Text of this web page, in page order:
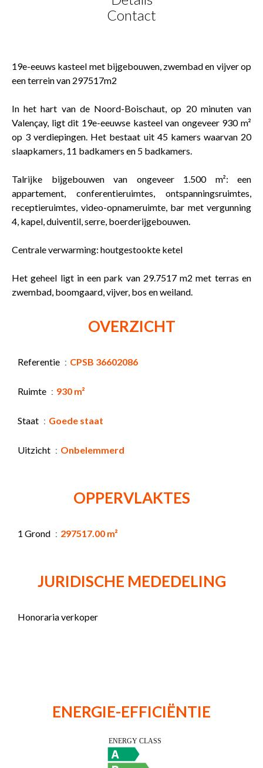
Contact
19e-eeuws kasteel met bijgebouwen, zwembad en vijver op
een terrein van 297517m2
In het hart van de Noord-Boischaut, op 20 minuten van
Valençay, ligt dit 19e-eeuwse kasteel van ongeveer 930 m²
op 3 verdiepingen. Het bestaat uit 45 kamers waarvan 20
slaapkamers, 11 badkamers en 5 badkamers.
Talrijke bijgebouwen van ongeveer 1.500 m²: een
appartement, conferentieruimtes, ontspanningsruimtes,
receptieruimtes, video-opnameruimte, bar met vergunning
4, kapel, duiventil, serre, boerderijgebouwen.
Centrale verwarming: houtgestookte ketel
Het geheel ligt in een park van 29.7517 m2 met terras en
zwembad, boomgaard, vijver, bos en weiland.
OVERZICHT
Referentie CPSB 36602086
Ruimte 930 m²
Staat Goede staat
Uitzicht Onbelemmerd
OPPERVLAKTES
1 Grond 297517.00 m²
JURIDISCHE MEDEDELING
Honoraria verkoper
ENERGIE-EFFICIËNTIE